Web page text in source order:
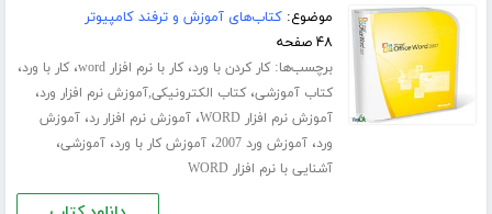
موضوع:کتاب‌های آموزش و ترفند کامپیوتر
۴۸ صفحه
برچسب‌ها:کار کردن با ورد،کار با نرم افزار word ،کار با ورد،
کتاب آموزشی،کتاب الکترونیکی,آموزش نرم افزار ورد،
آموزش نرم افزار WORD ،آموزش نرم افزار رد،آموزش
ورد،آموزش ورد 2007 ،آموزش کار با ورد،آموزشی،
آشنایی با نرم افزار WORD